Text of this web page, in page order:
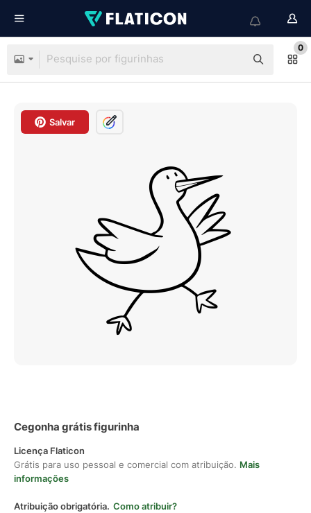
0
Salvar
Cegonha grátis figurinha
Licença Flaticon
Grátis para uso pessoal e comercial com atribuição. Mais
informações
Atribuição obrigatória. Como atribuir?